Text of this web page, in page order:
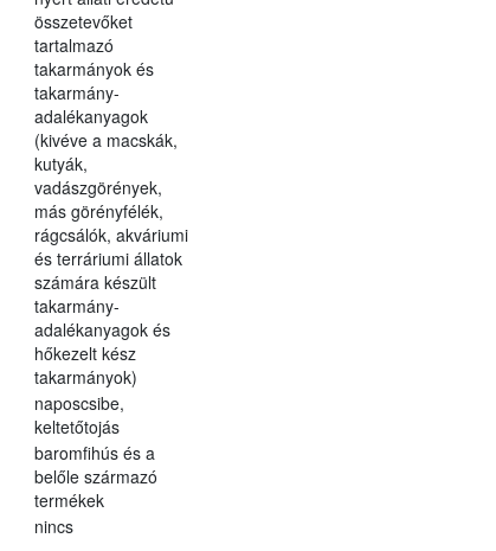
összetevőket
tartalmazó
takarmányok és
takarmány-
adalékanyagok
(kivéve a macskák,
kutyák,
vadászgörények,
más görényfélék,
rágcsálók, akváriumi
és terráriumi állatok
számára készült
takarmány-
adalékanyagok és
hőkezelt kész
takarmányok)
naposcsibe,
keltetőtojás
baromfihús és a
belőle származó
termékek
nincs